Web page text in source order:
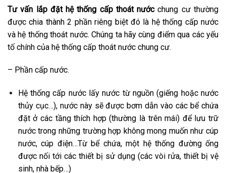
Tư vấn lắp đặt hệ thống cấp thoát nướcchung cư thường
được chia thành 2 phần riêng biệt đó là hệ thống cấp nước
và hệ thống thoát nước. Chúng ta hãy cùng điểm qua các yếu
tố chính của hệ thống cấp thoát nước chung cư.
– Phần cấp nước.
Hệ thống cấp nước lấy nước từ nguồn (giếng hoặc nước
thủy cục…), nước này sẽ được bơm dẫn vào các bể chứa
đặt ở các tầng thích hợp (thường là trên mái) để lưu trữ
nước trong những trường hợp không mong muốn như cúp
nước, cúp điện…Từ bể chứa, một hệ thống đường ống
được nối tới các thiết bị sử dụng (các vòi rửa, thiết bị vệ
sinh, nhà bếp…)